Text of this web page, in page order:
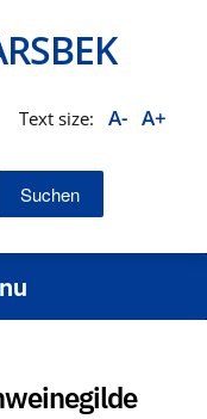
Text size: A- A+